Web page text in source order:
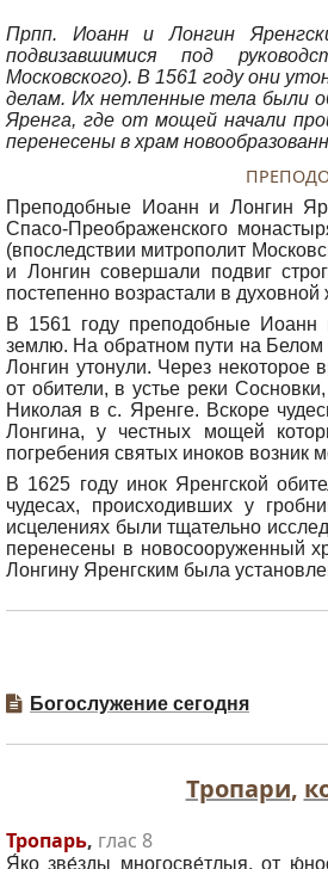
Прпп. Иоанн и Лонгин
подвизавшимися под
Московского). В 1561 году они
делам. Их нетленные тела были
Яренга, где от мощей начали
перенесены в храм
Преподобные Иоанн и Лонгин
Спасо-Преображенского
(впоследствии митрополит
и Лонгин совершали подвиг
постепенно возрастали в духовной
В 1561 году преподобные Иоанн
землю. На обратном пути на Белом
Лонгин утонули. Через
от обители, в устье реки
Николая в с. Яренге. Вскоре
Лонгина, у честных мощей
погребения святых иноков возник
В 1625 году инок Яренгской
чудесах, происходивших у
исцелениях были тщательно
перенесены в новосооруженный
Лонгину Яренгским была
Богослужение сегодня
Тропари,
Тропарь, глас 8
Я́ко зве́зды многосве́тлыя, от